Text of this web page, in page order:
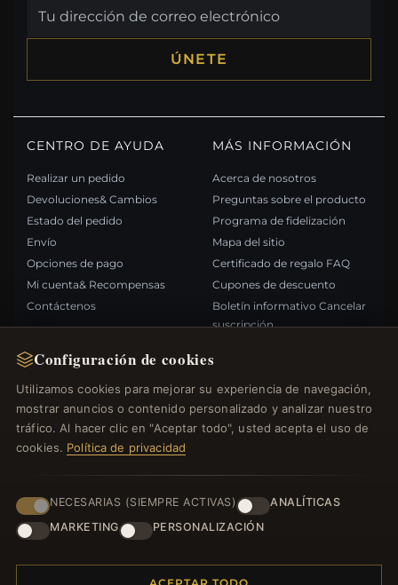
Configuración de cookies
Utilizamos cookies para mejorar su experiencia de navegación,
mostrar anuncios o contenido personalizado y analizar nuestro
tráfico. Al hacer clic en "Aceptar todo", usted acepta el uso de
cookies. Política de privacidad
NECESARIAS (SIEMPRE ACTIVAS)
ANALÍTICAS
MARKETING
PERSONALIZACIÓN
ÚNETE
CENTRO DE AYUDA
Realizar un pedido
Devoluciones& Cambios
Estado del pedido
Envío
Opciones de pago
Mi cuenta& Recompensas
Contáctenos
MÁS INFORMACIÓN
Acerca de nosotros
Preguntas sobre el producto
Programa de fidelización
Mapa del sitio
Certificado de regalo FAQ
Cupones de descuento
Boletín informativo Cancelar
suscripción
Nuevos productos
Ofertas especiales
Blog
Iniciar sesión